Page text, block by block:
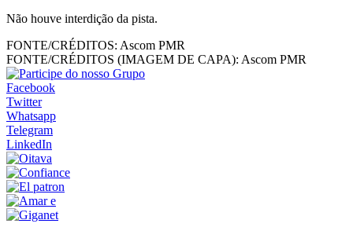
Não houve interdição da pista.
FONTE/CRÉDITOS: Ascom PMR
FONTE/CRÉDITOS (IMAGEM DE CAPA): Ascom PMR
Facebook
Twitter
Whatsapp
Telegram
LinkedIn